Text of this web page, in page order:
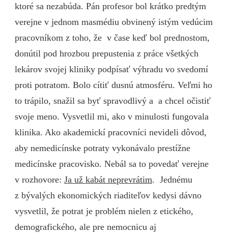
ktoré sa nezabúda. Pán profesor bol krátko predtým
verejne v jednom masmédiu obvinený istým vedúcim
pracovníkom z toho, že v čase keď bol prednostom,
donútil pod hrozbou prepustenia z práce všetkých
lekárov svojej kliniky podpísať výhradu vo svedomí
proti potratom. Bolo cítiť dusnú atmosféru. Veľmi ho
to trápilo, snažil sa byť spravodlivý a a chcel očistiť
svoje meno. Vysvetlil mi, ako v minulosti fungovala
klinika. Ako akademickí pracovníci nevideli dôvod,
aby nemedicínske potraty vykonávalo prestížne
medicínske pracovisko. Nebál sa to povedať verejne
v rozhovore: Ja už kabát neprevrátim. Jednému
z bývalých ekonomických riaditeľov kedysi dávno
vysvetlil, že potrat je problém nielen z etického,
demografického, ale pre nemocnicu aj